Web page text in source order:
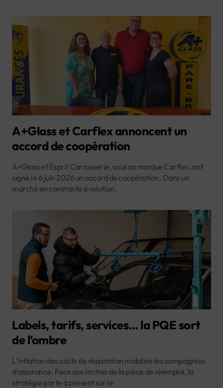
A+Glass et Carflex annoncent un
accord de coopération
A+Glass et Esprit Carrosserie, sous sa marque Carflex, ont
signé le 6 juin 2026 un accord de coopération. Dans un
marché en constante évolution,
Labels, tarifs, services… la PQE sort
de l’ombre
L’inflation des coûts de réparation mobilise les compagnies
d’assurance. Face aux limites de la pièce de réemploi, la
stratégie porte à présent sur le